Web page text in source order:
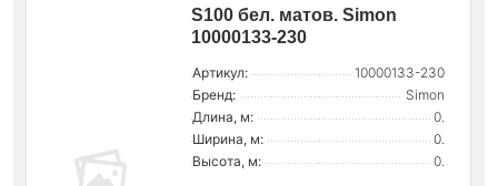
S100 бел. матов. Simon
10000133-230
Артикул:
10000133-230
Бренд:
Simon
Длина, м:
0.
Ширина, м:
0.
Высота, м:
0.